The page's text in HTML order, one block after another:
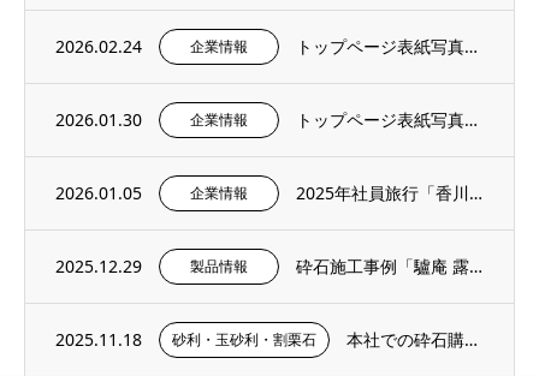
2026.02.24 企業情報 トップページ表紙写真のご紹介 – 社内報2月号より
2026.01.30 企業情報 トップページ表紙写真のご紹介 – 社内報1月号より
2026.01.05 企業情報 2025年社員旅行「香川・愛媛へ」
2025.12.29 製品情報 砕石施工事例「驢庵 露地 東民子庭園（高梁市）」にS-13（粒度13～5mm）を採用い...
2025.11.18 砂利・玉砂利・割栗石 本社での砕石購入手順・サンプル購入ページのご紹介